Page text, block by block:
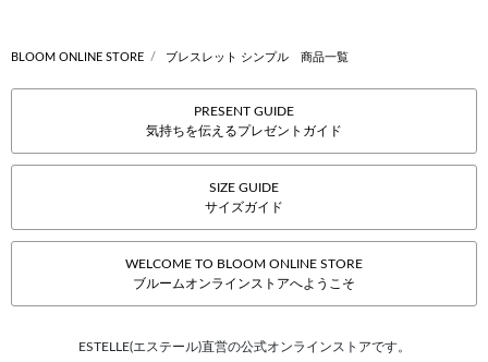
BLOOM ONLINE STORE ブレスレット シンプル 商品一覧
PRESENT GUIDE
気持ちを伝えるプレゼントガイド
SIZE GUIDE
サイズガイド
WELCOME TO BLOOM ONLINE STORE
ブルームオンラインストアへようこそ
ESTELLE(エステール)直営の公式オンラインストアです。